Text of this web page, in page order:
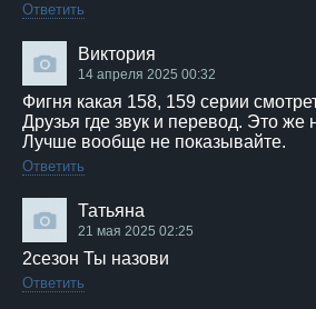
Ответить
Виктория
14 апреля 2025 00:32
Фигня какая 158, 159 серии
Друзья где звук и перевод. Это же
Лучше вообще не показывайте.
Ответить
Татьяна
21 мая 2025 02:25
2сезон Ты назови
Ответить